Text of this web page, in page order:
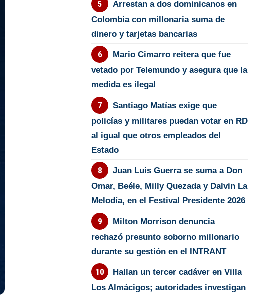
Arrestan a dos dominicanos en
Colombia con millonaria suma de
dinero y tarjetas bancarias
Mario Cimarro reitera que fue
vetado por Telemundo y asegura que la
medida es ilegal
Santiago Matías exige que
policías y militares puedan votar en RD
al igual que otros empleados del
Estado
Juan Luis Guerra se suma a Don
Omar, Beéle, Milly Quezada y Dalvin La
Melodía, en el Festival Presidente 2026
Milton Morrison denuncia
rechazó presunto soborno millonario
durante su gestión en el INTRANT
Hallan un tercer cadáver en Villa
Los Almácigos; autoridades investigan